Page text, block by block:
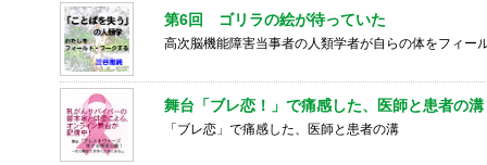
第6回 ゴリラの絵が待っていた
高次脳機能障害当事者の人類学者が自らの体をフィー
舞台「ブレ恋！」で痛感した、医師と患者の溝
「ブレ恋」で痛感した、医師と患者の溝